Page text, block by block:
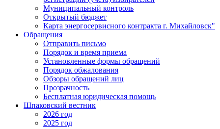
Муниципальный контроль
Открытый бюджет
Карта энергосервисного контракта г. Михайловск"
Обращения
Отправить письмо
Порядок и время приема
Установленные формы обращений
Порядок обжалования
Обзоры обращений лиц
Прозрачность
Бесплатная юридическая помощь
Шпаковский вестник
2026 год
2025 год